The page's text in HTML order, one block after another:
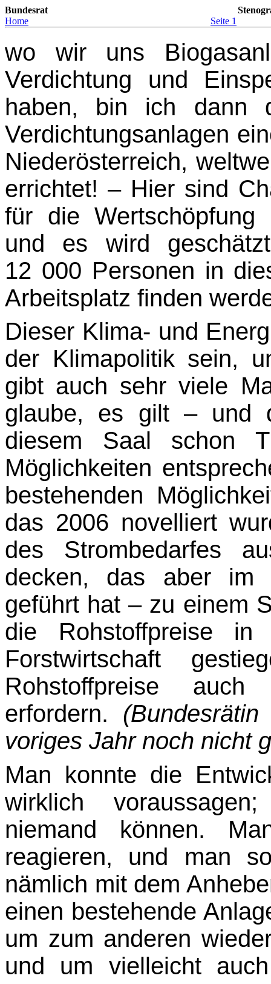
Bundesrat
Home
Seite 1
wo wir uns
Verdichtung und
haben, bin ich dann
Verdichtungsanlagen
Niederösterreich,
errichtet! – Hier sind
für die Wertschöpfung
und es wird
12 000 Personen in
Arbeitsplatz finden
Dieser Klima- und
der Klimapolitik sein,
gibt auch sehr viele
glaube, es gilt – und
diesem Saal schon
Möglichkeiten
bestehenden
das 2006 novelliert
des Strom­bedarfes
decken, das aber im
geführt hat – zu einem
die Rohstoffpreise
Forstwirtschaft
Rohstoffpreise auch
erfordern.
voriges Jahr noch nicht
Man konnte die
wirklich
niemand können.
reagieren, und man
nämlich mit dem
einen bestehende
um zum anderen
und um vielleicht